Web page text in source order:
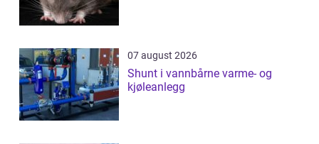
07 august 2026
Shunt i vannbårne varme- og
kjøleanlegg